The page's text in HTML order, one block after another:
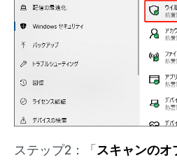
ステップ2：「スキャンのオ